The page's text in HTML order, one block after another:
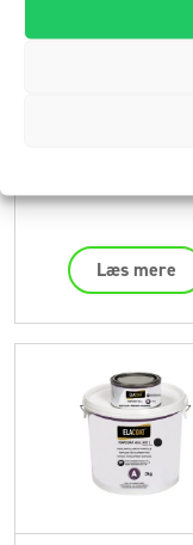
til indendørs og
Læs mere